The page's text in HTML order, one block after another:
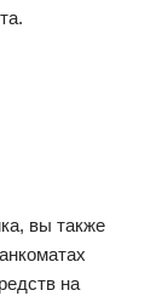
вы также
на